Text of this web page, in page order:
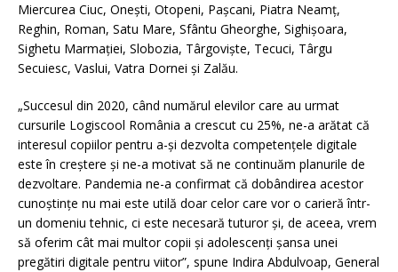
Miercurea Ciuc, Onești, Otopeni, Pașcani, Piatra Neamț,
Reghin, Roman, Satu Mare, Sfântu Gheorghe, Sighișoara,
Sighetu Marmației, Slobozia, Târgoviște, Tecuci, Târgu
Secuiesc, Vaslui, Vatra Dornei și Zalău.
„Succesul din 2020, când numărul elevilor care au urmat
cursurile Logiscool România a crescut cu 25%, ne-a arătat că
interesul copiilor pentru a-și dezvolta competențele digitale
este în creștere și ne-a motivat să ne continuăm planurile de
dezvoltare. Pandemia ne-a confirmat că dobândirea acestor
cunoștințe nu mai este utilă doar celor care vor o carieră într-
un domeniu tehnic, ci este necesară tuturor și, de aceea, vrem
să oferim cât mai multor copii și adolescenți șansa unei
pregătiri digitale pentru viitor”, spune Indira Abdulvoap, General